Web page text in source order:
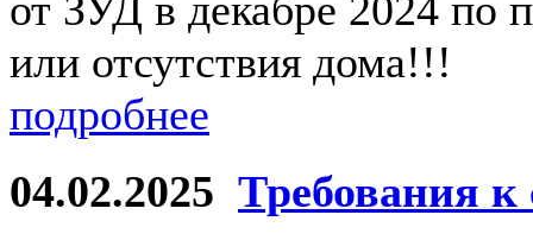
или отсутствия дома!!!
подробнее
04.02.2025 Требования